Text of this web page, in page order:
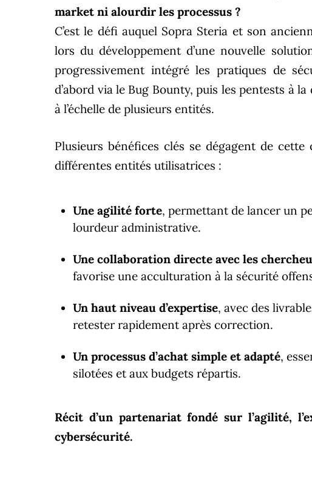
market ni alourdir les processus ?
C’est le défi auquel Sopra Steria et son
lors du développement d’une nouvelle
progressivement intégré les pratiques de
d’abord via le Bug Bounty, puis les pentests à
à l’échelle de plusieurs entités.
Plusieurs bénéfices clés se dégagent de cette
différentes entités utilisatrices :
Une agilité forte, permettant de lancer un
lourdeur administrative.
Une collaboration directe avec les
favorise une acculturation à la sécurité
Un haut niveau d’expertise, avec des
retester rapidement après correction.
Un processus d’achat simple et adapté,
silotées et aux budgets répartis.
Récit d’un partenariat fondé sur l’agilité,
cybersécurité.